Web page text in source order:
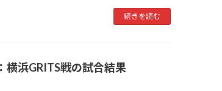
続きを読む
横浜GRITS戦の試合結果